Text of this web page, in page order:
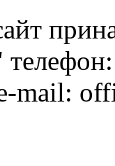
mail: